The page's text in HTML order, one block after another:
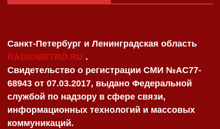
Санкт-Петербург и Ленинградская область
RADIOMETRO.RU .
Свидетельство о регистрации СМИ №AC77-
68943 от 07.03.2017, выдано Федеральной
службой по надзору в сфере связи,
информационных технологий и массовых
коммуникаций.